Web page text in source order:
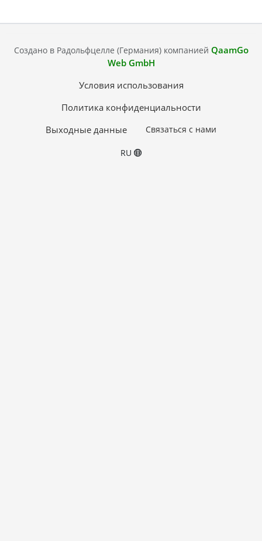
Создано в Радольфцелле (Германия) компанией QaamGo
Web GmbH
Условия использования
Политика конфиденциальности
Выходные данные
Связаться с нами
RU